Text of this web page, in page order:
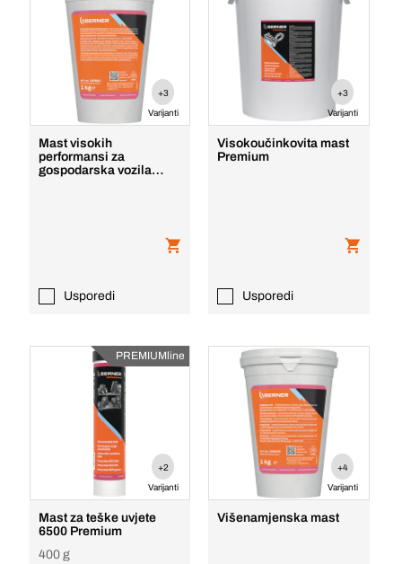
+3
Varijanti
Mast visokih
performansi za
gospodarska vozila
Usporedi
+3
Varijanti
Visokoučinkovita mast
Premium
Usporedi
PREMIUMline
+2
Varijanti
Mast za teške uvjete
6500 Premium
400 g
+4
Varijanti
Višenamjenska mast